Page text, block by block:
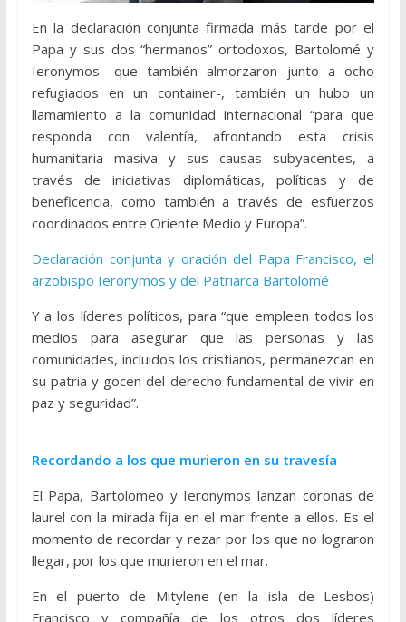
En la declaración conjunta firmada más tarde por el
Papa y sus dos “hermanos” ortodoxos, Bartolomé y
Ieronymos -que también almorzaron junto a ocho
refugiados en un container-, también un hubo un
llamamiento a la comunidad internacional “para que
responda con valentía, afrontando esta crisis
humanitaria masiva y sus causas subyacentes, a
través de iniciativas diplomáticas, políticas y de
beneficencia, como también a través de esfuerzos
coordinados entre Oriente Medio y Europa”.
Declaración conjunta y oración del Papa Francisco, el
arzobispo Ieronymos y del Patriarca Bartolomé
Y a los líderes políticos, para “que empleen todos los
medios para asegurar que las personas y las
comunidades, incluidos los cristianos, permanezcan en
su patria y gocen del derecho fundamental de vivir en
paz y seguridad”.
Recordando a los que murieron en su travesía
El Papa, Bartolomeo y Ieronymos lanzan coronas de
laurel con la mirada fija en el mar frente a ellos. Es el
momento de recordar y rezar por los que no lograron
llegar, por los que murieron en el mar.
En el puerto de Mitylene (en la isla de Lesbos)
Francisco y compañía de los otros dos líderes